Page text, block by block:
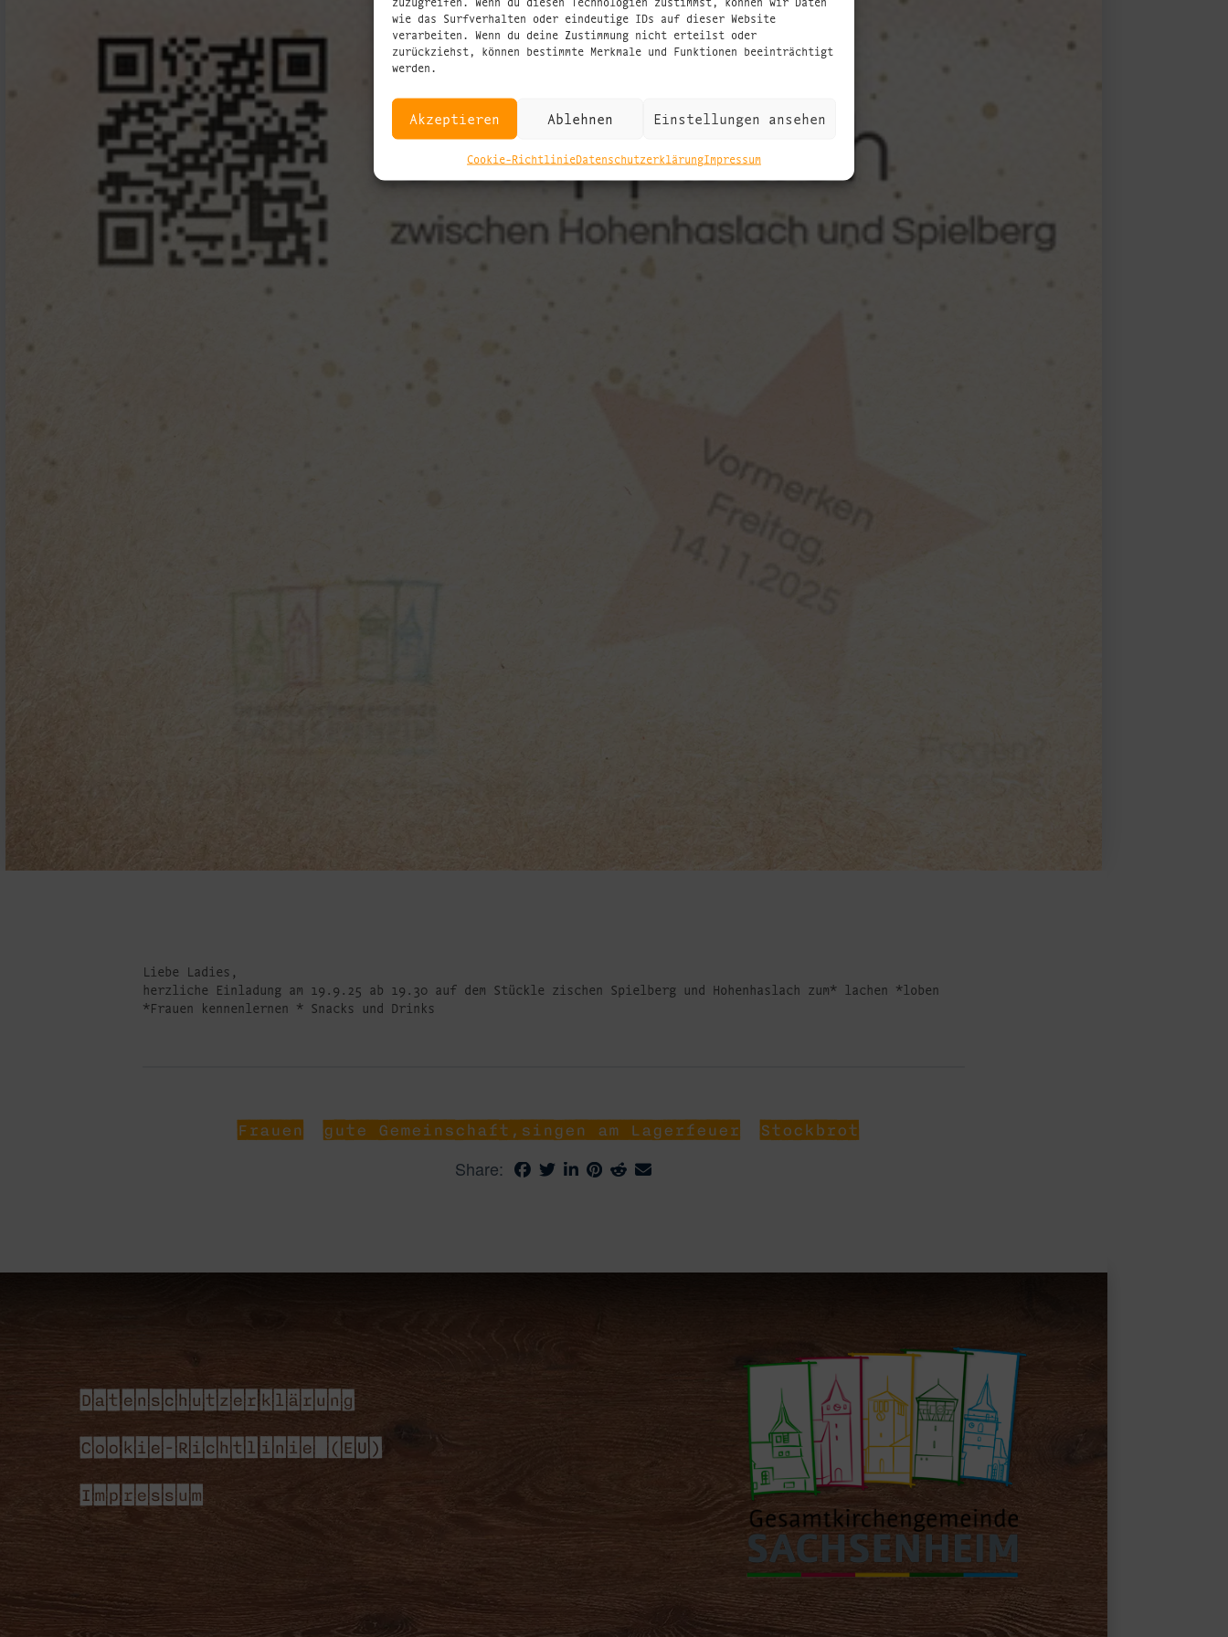
wie das Surfverhalten oder eindeutige IDs auf dieser Website
verarbeiten. Wenn du deine Zustimmung nicht erteilst oder
zurückziehst, können bestimmte Merkmale und Funktionen beeinträchtigt
werden.
Akzeptieren Ablehnen Einstellungen ansehen
Cookie-RichtlinieDatenschutzerklärungImpressum
Liebe Ladies,
herzliche Einladung am 19.9.25 ab 19.30 auf dem Stückle zischen Spielberg und Hohenhaslach zum* lachen *loben
*Frauen kennenlernen * Snacks und Drinks
Frauen gute Gemeinschaft,singen am Lagerfeuer Stockbrot
Share:
Datenschutzerklärung
Cookie-Richtlinie (EU)
Impressum